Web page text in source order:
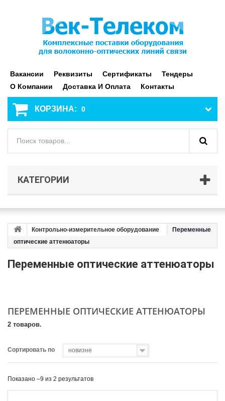
Вакансии Реквизиты Сертификаты
Тендеры
О Компании
Доставка И Оплата Контакты
КОРЗИНА: 0
КАТЕГОРИИ
Контрольно-измерительное оборудование
Переменные
оптические аттенюаторы
Переменные оптические аттенюаторы
ПЕРЕМЕННЫЕ ОПТИЧЕСКИЕ АТТЕНЮАТОРЫ
2 товаров.
Сортировать по новизне
Показано –9 из 2 результатов